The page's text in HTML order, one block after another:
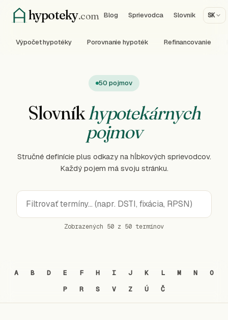
hypoteky.com Blog Sprievodca Slovník SK
Výpočet hypotéky Porovnanie hypoték Refinancovanie
50 pojmov
Slovníkhypotekárnych
pojmov
Stručné definície plus odkazy na hĺbkových sprievodcov.
Každý pojem má svoju stránku.
Zobrazených 50 z 50 termínov
A B D E F H I J K L M N
O
P
R S V Z Ú Č